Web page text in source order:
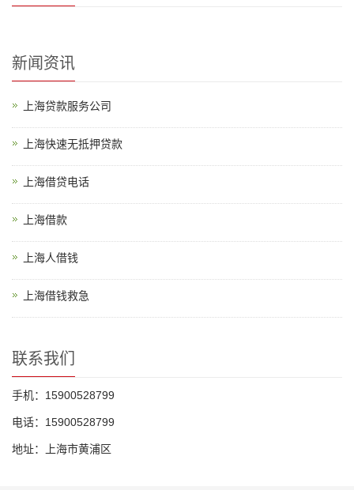
新闻资讯
上海贷款服务公司
上海快速无抵押贷款
上海借贷电话
上海借款
上海人借钱
上海借钱救急
联系我们
手机：15900528799
电话：15900528799
地址：上海市黄浦区